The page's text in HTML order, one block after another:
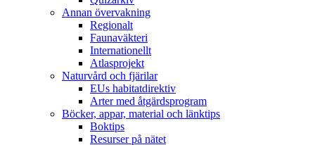
Annan övervakning
Regionalt
Faunaväkteri
Internationellt
Atlasprojekt
Naturvård och fjärilar
EUs habitatdirektiv
Arter med åtgärdsprogram
Böcker, appar, material och länktips
Boktips
Resurser på nätet